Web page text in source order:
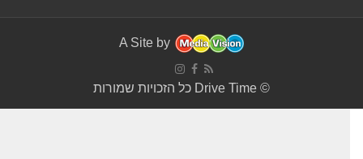
A Site by